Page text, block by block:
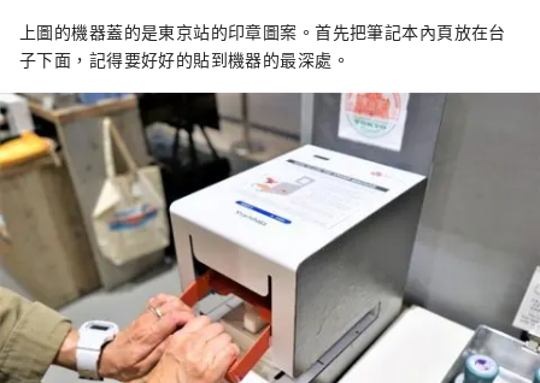
上圖的機器蓋的是東京站的印章圖案。首先把筆記本內頁放在台
子下面，記得要好好的貼到機器的最深處。